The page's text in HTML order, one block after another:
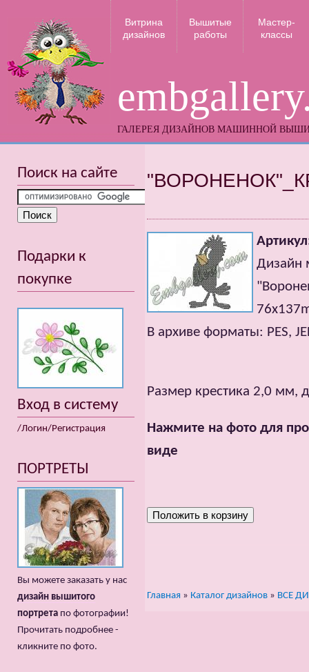
ГАЛЕРЕЯ ДИЗАЙНОВ МАШИННОЙ
Витрина
дизайнов
Вышитые
работы
Мастер-
классы
Дизайн
В архиве форматы: PES,
Размер крестика 2,0 мм,
Нажмите на фото для
виде
Главная » Каталог дизайнов » ВСЕ
Поиск на сайте
Подарки к
покупке
Вход в систему
/Логин/Регистрация
ПОРТРЕТЫ
Вы можете заказать у нас
дизайн вышитого
портрета по фотографии!
Прочитать подробнее -
кликните по фото.